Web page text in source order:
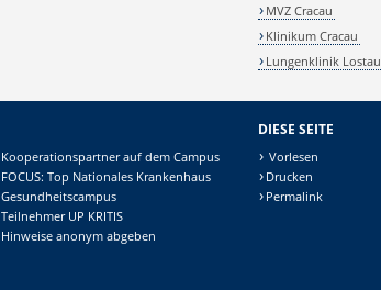
MVZ Cracau
Klinikum Cracau
Lungenklinik Lostau
Kooperationspartner auf dem Campus
FOCUS: Top Nationales Krankenhaus
Gesundheitscampus
Teilnehmer UP KRITIS
Hinweise anonym abgeben
DIESE SEITE
Vorlesen
Drucken
Permalink